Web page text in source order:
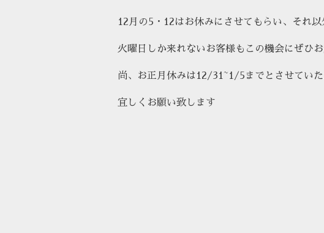
12月の5・12はお休みにさせてもらい、それ以
火曜日しか来れないお客様もこの機会にぜひお
尚、お正月休みは12/31~1/5までとさせていた
宜しくお願い致します